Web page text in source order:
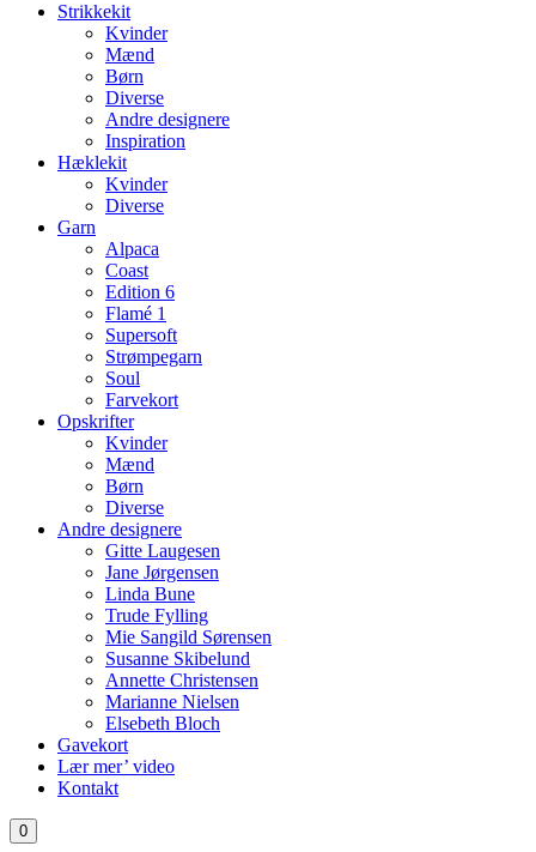
Strikkekit
Kvinder
Mænd
Børn
Diverse
Andre designere
Inspiration
Hæklekit
Kvinder
Diverse
Garn
Alpaca
Coast
Edition 6
Flamé 1
Supersoft
Strømpegarn
Soul
Farvekort
Opskrifter
Kvinder
Mænd
Børn
Diverse
Andre designere
Gitte Laugesen
Jane Jørgensen
Linda Bune
Trude Fylling
Mie Sangild Sørensen
Susanne Skibelund
Annette Christensen
Marianne Nielsen
Elsebeth Bloch
Gavekort
Lær mer’ video
Kontakt
0